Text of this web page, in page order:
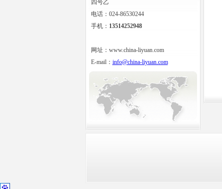
四号乙
电话：024-86530244
手机： 13514252948
网址：www.china-liyuan.com
E-mail： info@china-liyuan.com